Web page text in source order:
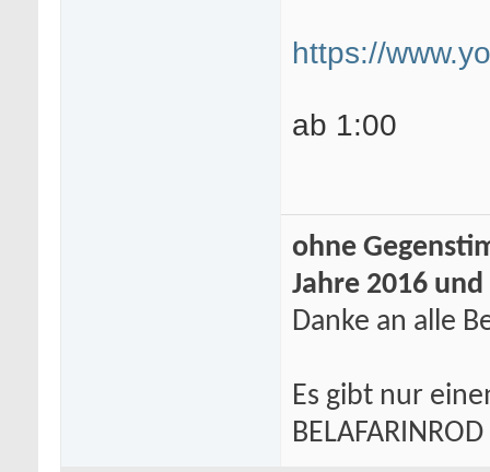
https://
ab 1:00
ohne
Jahre 2016 und
Danke an alle
Es gibt nur
BELAFARINROD